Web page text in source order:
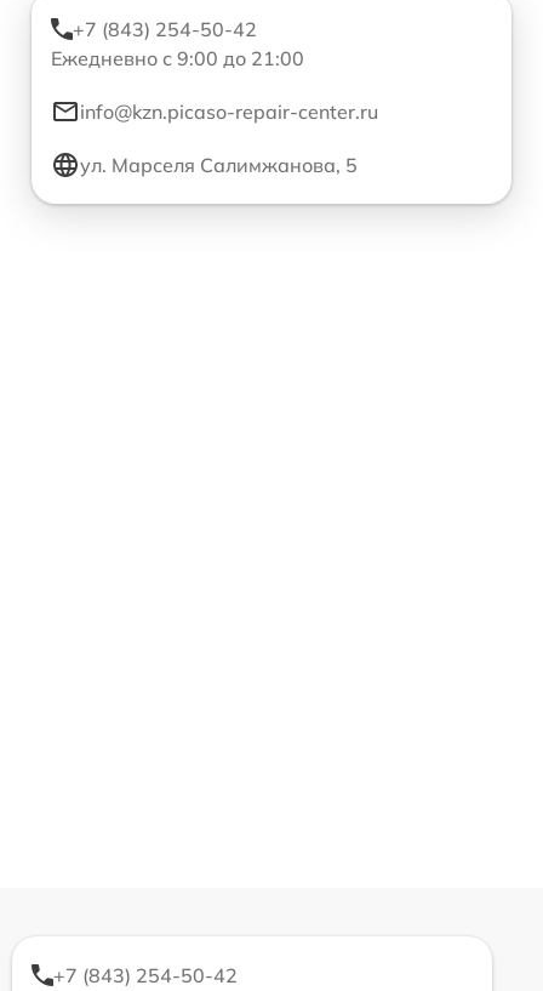
+7 (843) 254-50-42
Ежедневно с 9:00 до 21:00
info@kzn.picaso-repair-center.ru
ул. Марселя Салимжанова, 5
+7 (843) 254-50-42